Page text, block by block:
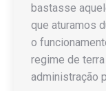
bastasse
que aturamos
o
regime de
administração